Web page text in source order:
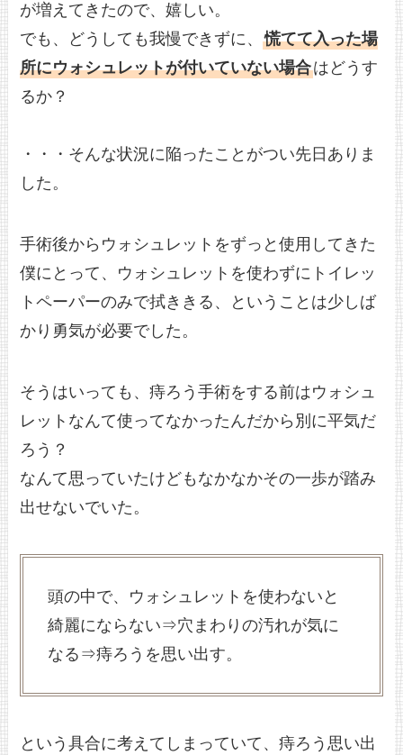
が増えてきたので、嬉しい。
でも、どうしても我慢できずに、慌てて入った場
所にウォシュレットが付いていない場合はどうす
るか？
・・・そんな状況に陥ったことがつい先日ありま
した。
手術後からウォシュレットをずっと使用してきた
僕にとって、ウォシュレットを使わずにトイレッ
トペーパーのみで拭ききる、ということは少しば
かり勇気が必要でした。
そうはいっても、痔ろう手術をする前はウォシュ
レットなんて使ってなかったんだから別に平気だ
ろう？
なんて思っていたけどもなかなかその一歩が踏み
出せないでいた。
頭の中で、ウォシュレットを使わないと
綺麗にならない⇒穴まわりの汚れが気に
なる⇒痔ろうを思い出す。
という具合に考えてしまっていて、痔ろう思い出